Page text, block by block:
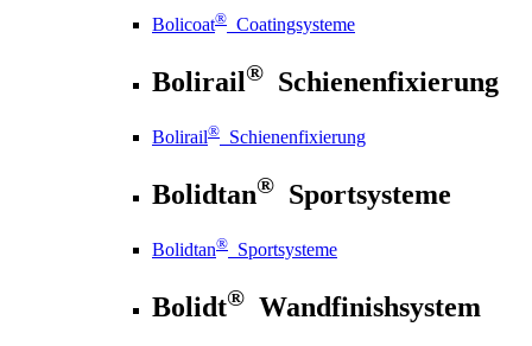
Bolicoat® Coatingsysteme
Bolirail® Schienenfixierung
Bolirail® Schienenfixierung
Bolidtan® Sportsysteme
Bolidtan® Sportsysteme
Bolidt® Wandfinishsystem